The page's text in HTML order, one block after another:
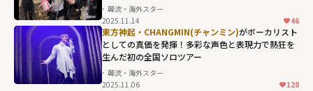
韓流・海外スター
2025.11.14
46
東方神起・CHANGMIN(チャンミン)がボーカリスト
としての真価を発揮！多彩な声色と表現力で熱狂を
生んだ初の全国ソロツアー
韓流・海外スター
2025.11.06
128